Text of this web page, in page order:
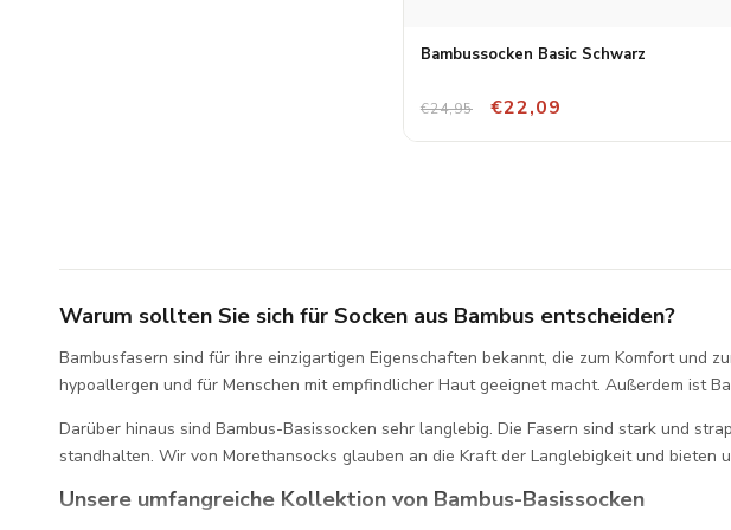
Bambussocken Basic Schwarz
€24,95 €22,09
Warum sollten Sie sich für Socken aus Bambus entscheiden?
Bambusfasern sind für ihre einzigartigen Eigenschaften bekannt, die zum Komfort und
hypoallergen und für Menschen mit empfindlicher Haut geeignet macht. Außerdem ist
Darüber hinaus sind Bambus-Basissocken sehr langlebig. Die Fasern sind stark und
standhalten. Wir von Morethansocks glauben an die Kraft der Langlebigkeit und bieten
Unsere umfangreiche Kollektion von Bambus-Basissocken